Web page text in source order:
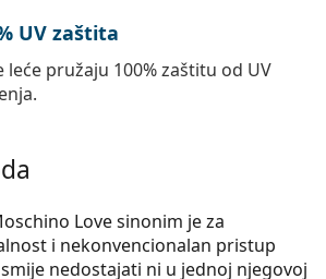
UV zaštita
leće pružaju 100% zaštitu od UV
Love sinonim je za
i nekonvencionalan pristup
nedostajati ni u jednoj njegovoj